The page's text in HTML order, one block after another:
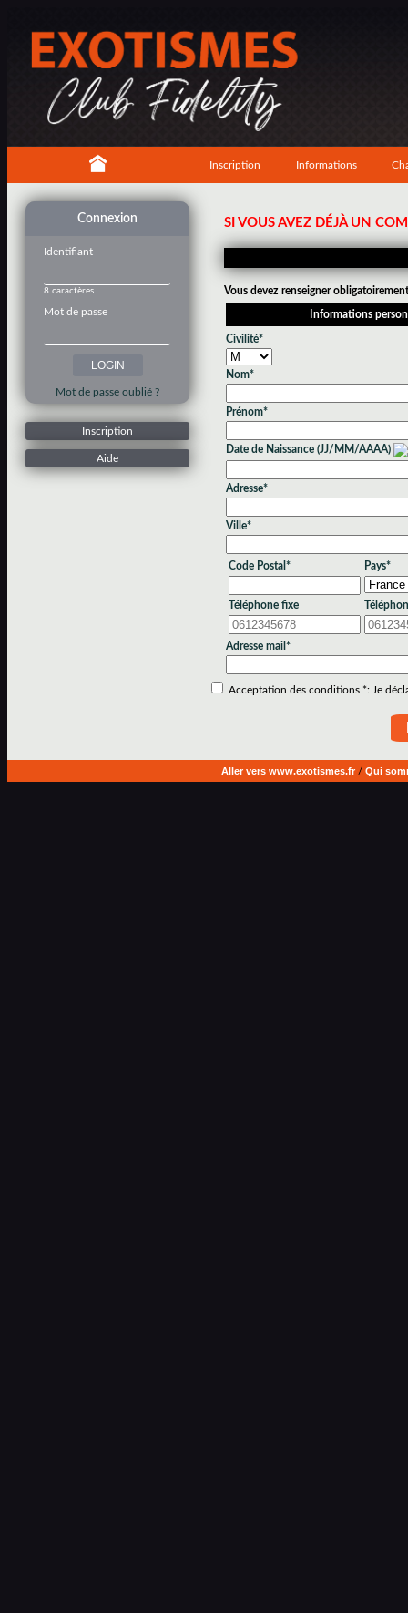
Inscription Informations
Connexion
Identifiant
8 caractères
Mot de passe
Mot de passe oublié ?
Inscription
Aide
SI VOUS AVEZ DÉJÀ UN
Vous devez renseigner
Informations
Civilité*
Nom*
Prénom*
Date de Naissance (JJ/MM/AAAA)
Adresse*
Ville*
Code Postal* Pays*
Téléphone fixe
Adresse mail*
Acceptation des conditions *: Je
Aller vers www.exotismes.fr/ Qui